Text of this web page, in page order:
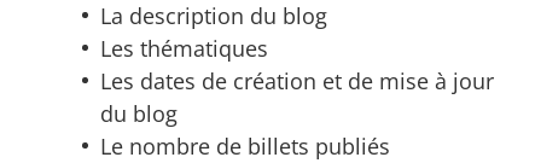
La description du blog
Les thématiques
Les dates de création et de mise à jour
du blog
Le nombre de billets publiés